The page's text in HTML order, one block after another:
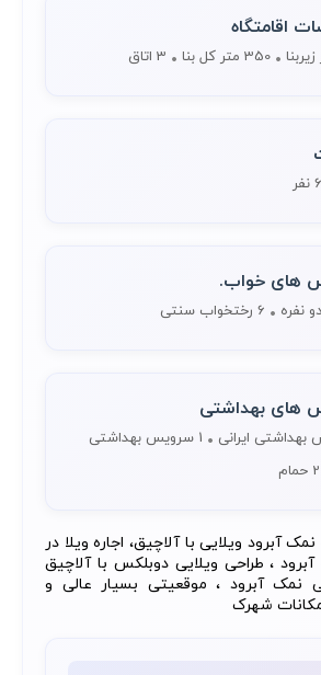
اقامتگاه
350 متر کل بنا 3 اتاق
های خواب.
6 رختخواب سنتی
های بهداشتی
1 سرویس بهداشتی
2 حمام
آبرود ویلایی با آلاچیق، اجاره ویلا در
، طراحی ویلایی دوبلکس با آلاچیق
نمک آبرود ، موقعیتی بسیار عالی و
شهرک